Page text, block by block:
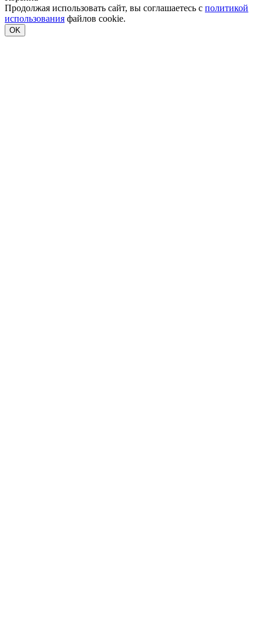
Продолжая использовать сайт, вы соглашаетесь с политикой
использования файлов cookie.
OK